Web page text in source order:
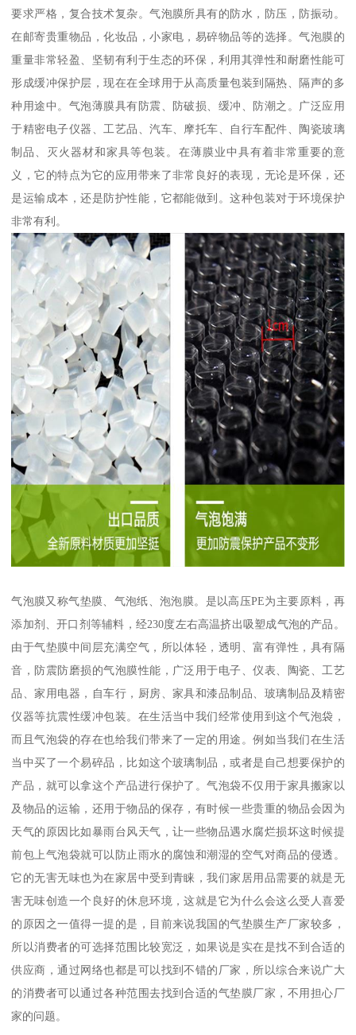
要求严格，复合技术复杂。气泡膜所具有的防水，防压，防振动。
在邮寄贵重物品，化妆品，小家电，易碎物品等的选择。气泡膜的
重量非常轻盈、坚韧有利于生态的环保，利用其弹性和耐磨性能可
形成缓冲保护层，现在在全球用于从高质量包装到隔热、隔声的多
种用途中。气泡薄膜具有防震、防破损、缓冲、防潮之。广泛应用
于精密电子仪器、工艺品、汽车、摩托车、自行车配件、陶瓷玻璃
制品、灭火器材和家具等包装。在薄膜业中具有着非常重要的意
义，它的特点为它的应用带来了非常良好的表现，无论是环保，还
是运输成本，还是防护性能，它都能做到。这种包装对于环境保护
非常有利。
气泡膜又称气垫膜、气泡纸、泡泡膜。是以高压PE为主要原料，再
添加剂、开口剂等辅料，经230度左右高温挤出吸塑成气泡的产品。
由于气垫膜中间层充满空气，所以体轻，透明、富有弹性，具有隔
音，防震防磨损的气泡膜性能，广泛用于电子、仪表、陶瓷、工艺
品、家用电器，自车行，厨房、家具和漆品制品、玻璃制品及精密
仪器等抗震性缓冲包装。在生活当中我们经常使用到这个气泡袋，
而且气泡袋的存在也给我们带来了一定的用途。例如当我们在生活
当中买了一个易碎品，比如这个玻璃制品，或者是自己想要保护的
产品，就可以拿这个产品进行保护了。气泡袋不仅用于家具搬家以
及物品的运输，还用于物品的保存，有时候一些贵重的物品会因为
天气的原因比如暴雨台风天气，让一些物品遇水腐烂损坏这时候提
前包上气泡袋就可以防止雨水的腐蚀和潮湿的空气对商品的侵透。
它的无害无味也为在家居中受到青睐，我们家居用品需要的就是无
害无味创造一个良好的休息环境，这就是它为什么会这么受人喜爱
的原因之一值得一提的是，目前来说我国的气垫膜生产厂家较多，
所以消费者的可选择范围比较宽泛，如果说是实在是找不到合适的
供应商，通过网络也都是可以找到不错的厂家，所以综合来说广大
的消费者可以通过各种范围去找到合适的气垫膜厂家，不用担心厂
家的问题。